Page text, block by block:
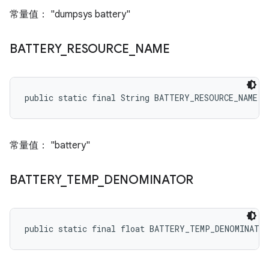
常量值： "dumpsys battery"
BATTERY_ RESOURCE NAME
public static final String BATTERY_RESOURCE_NAME
常量值： "battery"
BATTERY_ TEMP_ DENOMINATOR
public static final float BATTERY_TEMP_DENOMINATOR